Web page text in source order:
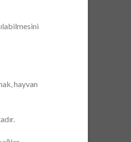
hayvan